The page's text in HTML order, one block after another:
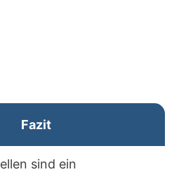
Fazit
sind ein